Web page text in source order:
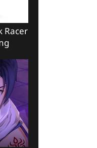
Racer